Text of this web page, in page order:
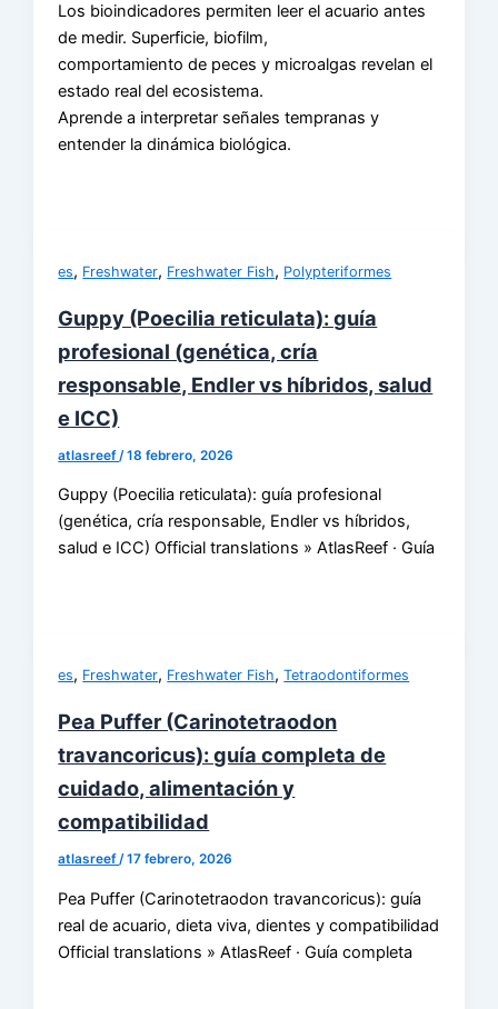
Los bioindicadores permiten leer el acuario antes
de medir. Superficie, biofilm,
comportamiento de peces y microalgas revelan el
estado real del ecosistema.
Aprende a interpretar señales tempranas y
entender la dinámica biológica.
es, Freshwater, Freshwater Fish, Polypteriformes
Guppy (Poecilia reticulata): guía
profesional (genética, cría
responsable, Endler vs híbridos, salud
e ICC)
atlasreef /18 febrero, 2026
Guppy (Poecilia reticulata): guía profesional
(genética, cría responsable, Endler vs híbridos,
salud e ICC) Official translations » AtlasReef · Guía
es, Freshwater, Freshwater Fish,Tetraodontiformes
Pea Puffer (Carinotetraodon
travancoricus): guía completa de
cuidado, alimentación y
compatibilidad
atlasreef/17 febrero, 2026
Pea Puffer (Carinotetraodon travancoricus): guía
real de acuario, dieta viva, dientes y compatibilidad
Official translations » AtlasReef · Guía completa